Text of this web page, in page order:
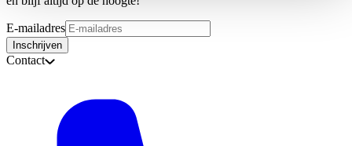
E-mailadres
Inschrijven
Contact